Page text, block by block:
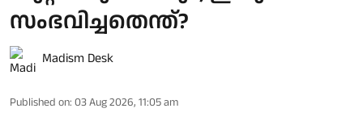
സംഭവിച്ചതെന്ത്?
Madism Desk
Published on: 03 Aug 2026, 11:05 am